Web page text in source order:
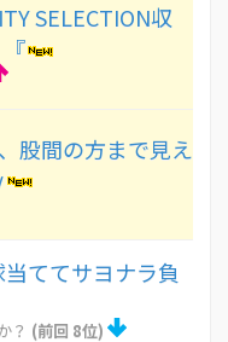
SELECTION収
股間の方まで見え
ててサヨナラ負
？ (前回 8位)